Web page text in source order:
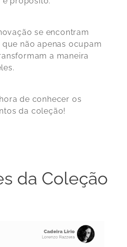
se encontram
não apenas ocupam
a maneira
de conhecer os
da coleção!
da Coleção